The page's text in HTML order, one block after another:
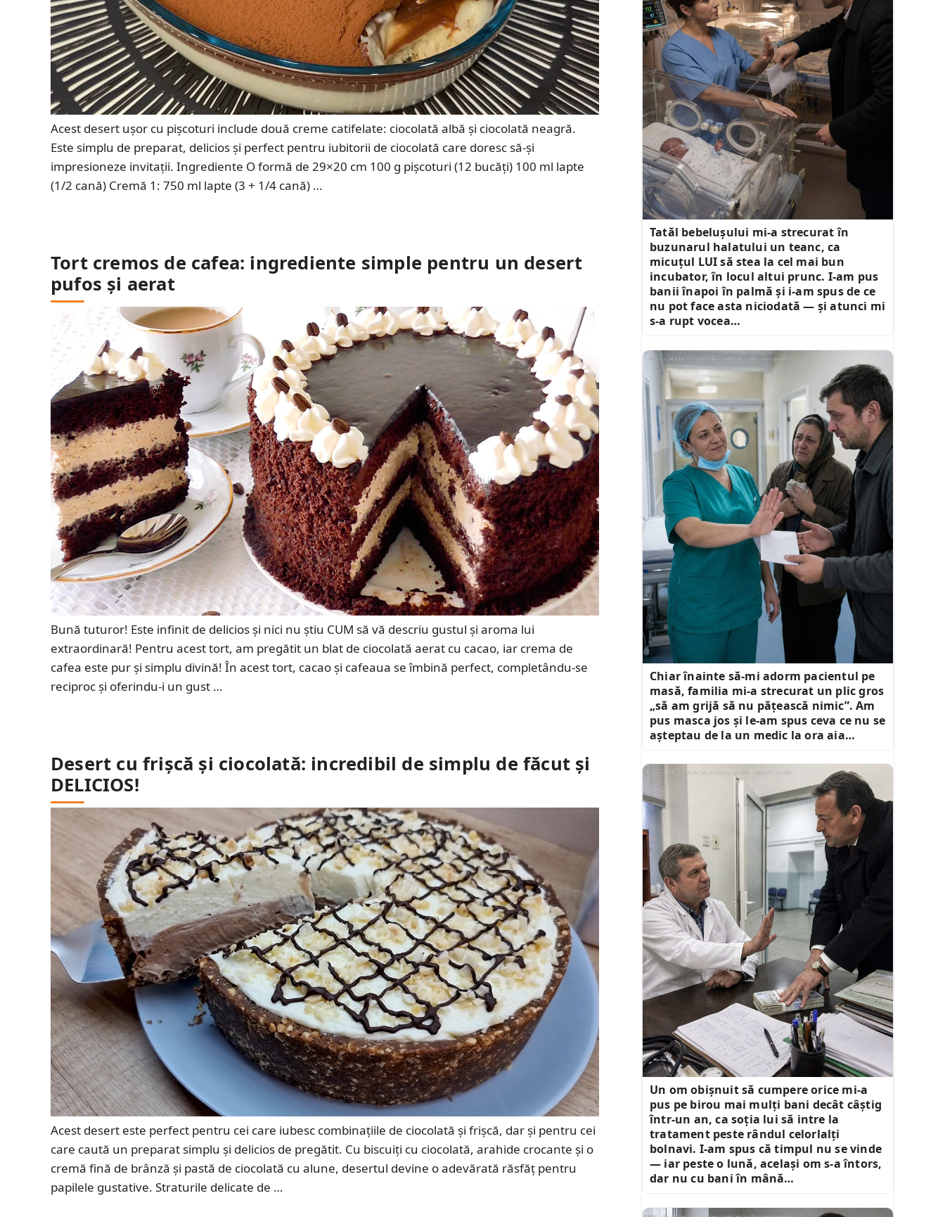
Acest desert ușor cu pișcoturi include două creme catifelate: ciocolată albă și ciocolată neagră.
Este simplu de preparat, delicios și perfect pentru iubitorii de ciocolată care doresc să-și
impresioneze invitații. Ingrediente O formă de 29×20 cm 100 g pișcoturi (12 bucăți) 100 ml lapte
(1/2 cană) Cremă 1: 750 ml lapte (3 + 1/4 cană) …
Tort cremos de cafea: ingrediente simple pentru un desert
pufos și aerat
Bună tuturor! Este infinit de delicios și nici nu știu CUM să vă descriu gustul și aroma lui
extraordinară! Pentru acest tort, am pregătit un blat de ciocolată aerat cu cacao, iar crema de
cafea este pur și simplu divină! În acest tort, cacao și cafeaua se îmbină perfect, completându-se
reciproc și oferindu-i un gust …
Desert cu frișcă și ciocolată: incredibil de simplu de făcut și
DELICIOS!
Acest desert este perfect pentru cei care iubesc combinațiile de ciocolată și frișcă, dar și pentru cei
care caută un preparat simplu și delicios de pregătit. Cu biscuiți cu ciocolată, arahide crocante și o
cremă fină de brânză și pastă de ciocolată cu alune, desertul devine o adevărată răsfăț pentru
papilele gustative. Straturile delicate de …
Tatăl bebelușului mi-a strecurat în
buzunarul halatului un teanc, ca
micuțul LUI să stea la cel mai bun
incubator, în locul altui prunc. I-am pus
banii înapoi în palmă și i-am spus de ce
nu pot face asta niciodată — și atunci mi
s-a rupt vocea…
Chiar înainte să-mi adorm pacientul pe
masă, familia mi-a strecurat un plic gros
„să am grijă să nu pățească nimic”. Am
pus masca jos și le-am spus ceva ce nu se
așteptau de la un medic la ora aia…
Un om obișnuit să cumpere orice mi-a
pus pe birou mai mulți bani decât câștig
într-un an, ca soția lui să intre la
tratament peste rândul celorlalți
bolnavi. I-am spus că timpul nu se vinde
— iar peste o lună, același om s-a întors,
dar nu cu bani în mână…